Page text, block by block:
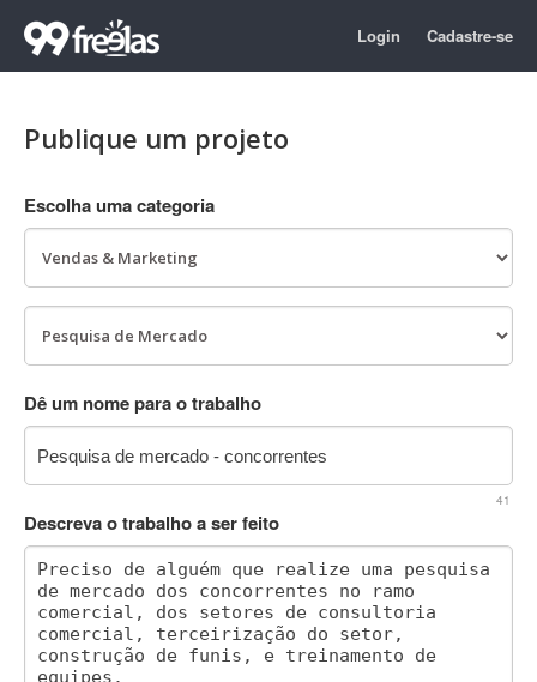
Login Cadastre-se
Publique um projeto
Escolha uma categoria
Dê um nome para o trabalho
41
Descreva o trabalho a ser feito